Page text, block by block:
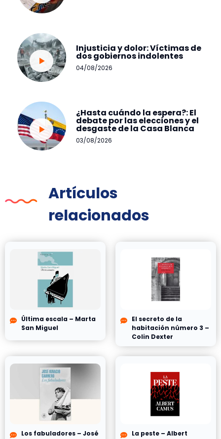
Injusticia y dolor: Víctimas de
dos gobiernos indolentes
04/08/2026
¿Hasta cuándo la espera?: El
debate por las elecciones y el
desgaste de la Casa Blanca
03/08/2026
Artículos
relacionados
Última escala – Marta
San Miguel
El secreto de la
habitación número 3 –
Colin Dexter
Los fabuladores – José
La peste – Albert